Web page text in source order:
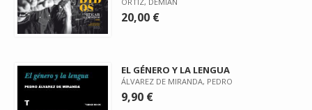
20,00 €
EL GÉNERO Y LA LENGUA
ÁLVAREZ DE MIRANDA, PEDRO
9,90 €